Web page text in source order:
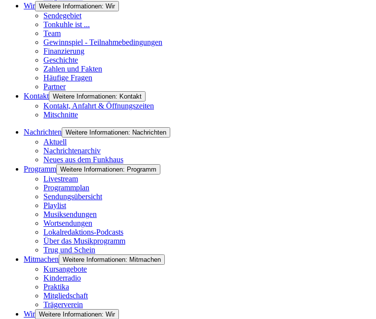
Wir Weitere Informationen: Wir
Sendegebiet
Tonkuhle ist ...
Team
Gewinnspiel - Teilnahmebedingungen
Finanzierung
Geschichte
Zahlen und Fakten
Häufige Fragen
Partner
Kontakt Weitere Informationen: Kontakt
Kontakt, Anfahrt & Öffnungszeiten
Mitschnitte
Nachrichten Weitere Informationen: Nachrichten
Aktuell
Nachrichtenarchiv
Neues aus dem Funkhaus
Programm Weitere Informationen: Programm
Livestream
Programmplan
Sendungsübersicht
Playlist
Musiksendungen
Wortsendungen
Lokalredaktions-Podcasts
Über das Musikprogramm
Trug und Schein
Mitmachen Weitere Informationen: Mitmachen
Kursangebote
Kinderradio
Praktika
Mitgliedschaft
Trägerverein
Wir Weitere Informationen: Wir